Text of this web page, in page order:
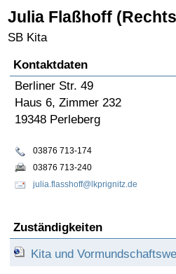
Julia Flaßhoff
SB Kita
Kontaktdaten
Berliner Str. 49
Haus 6, Zimmer 232
19348 Perleberg
03876 713-174
03876 713-240
julia.flasshoff@lkprignitz.de
Zuständigkeiten
Kita und